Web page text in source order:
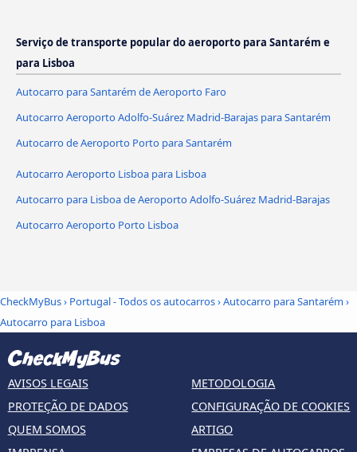
Serviço de transporte popular do aeroporto para Santarém e
para Lisboa
Autocarro para Santarém de Aeroporto Faro
Autocarro Aeroporto Adolfo-Suárez Madrid-Barajas para Santarém
Autocarro de Aeroporto Porto para Santarém
Autocarro Aeroporto Lisboa para Lisboa
Autocarro para Lisboa de Aeroporto Adolfo-Suárez Madrid-Barajas
Autocarro Aeroporto Porto Lisboa
CheckMyBus› Portugal - Todos os autocarros›Autocarro para Santarém ›
Autocarro para Lisboa
AVISOS LEGAIS
PROTEÇÃO DE DADOS
QUEM SOMOS
METODOLOGIA
CONFIGURAÇÃO DE COOKIES
ARTIGO